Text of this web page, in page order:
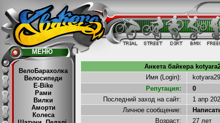
ВелоБарахолка
Велосипеди
E-Bike
Рами
Вилки
Аморти
Колеса
МЕНЮ
Анкета байкера
Имя (Login):
Репутация:
0
Последний заход на сайт:
1 апр
Личное сообщение:
Написать
Возраст:
27 лет